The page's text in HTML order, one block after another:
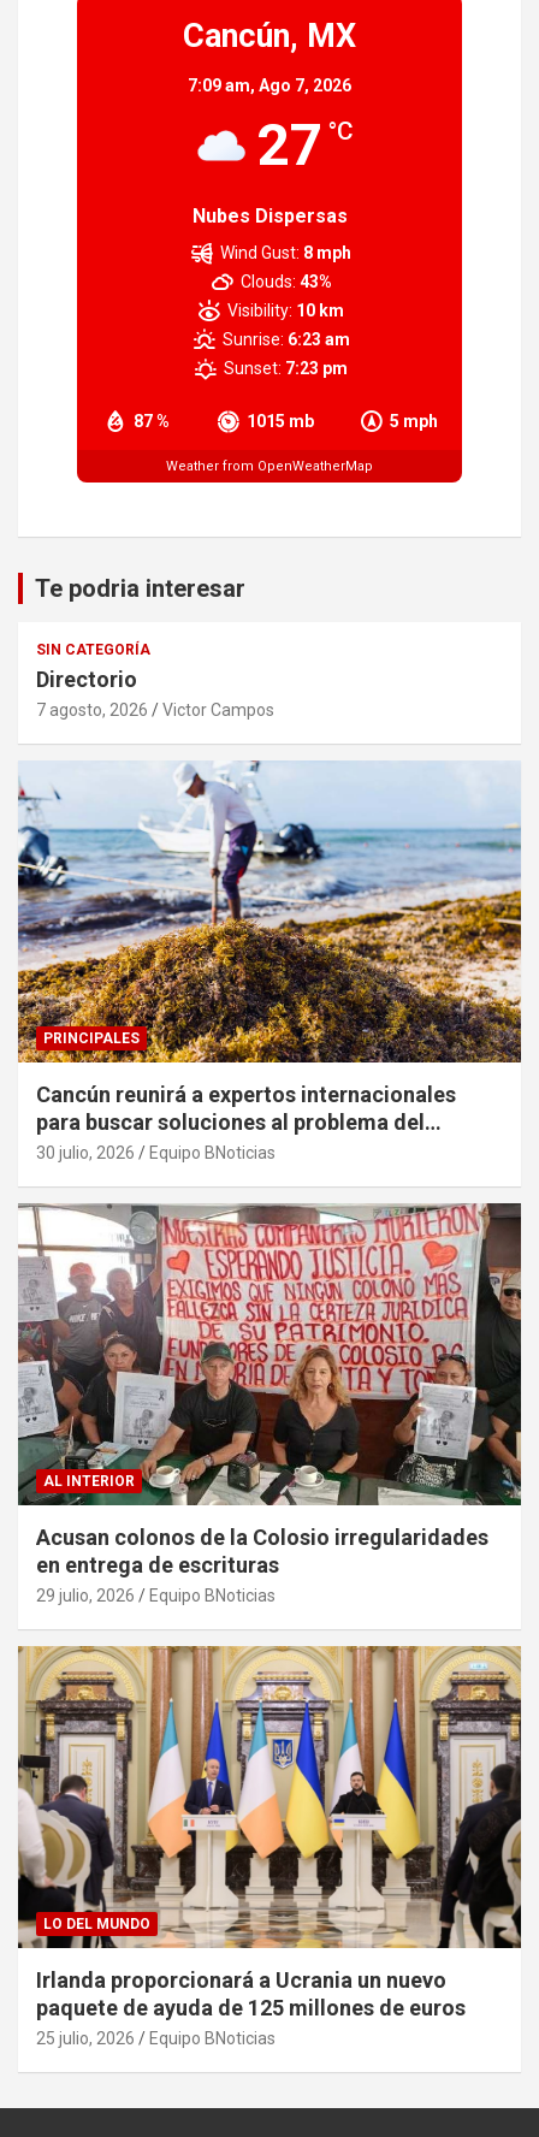
Cancún, MX
7:09 am, Ago 7, 2026
27 °C
Nubes Dispersas
87 % 1015 mb 5 mph
Wind Gust: 8 mph
Clouds: 43%
Visibility: 10 km
Sunrise: 6:23 am
Sunset: 7:23 pm
Weather from OpenWeatherMap
Te podria interesar
SIN CATEGORÍA
Directorio
7 agosto, 2026 Victor Campos
PRINCIPALES
Cancún reunirá a expertos internacionales
para buscar soluciones al problema del
sargazo
30 julio, 2026 Equipo BNoticias
AL INTERIOR
Acusan colonos de la Colosio irregularidades
en entrega de escrituras
29 julio, 2026 Equipo BNoticias
LO DEL MUNDO
Irlanda proporcionará a Ucrania un nuevo
paquete de ayuda de 125 millones de euros
25 julio, 2026 Equipo BNoticias